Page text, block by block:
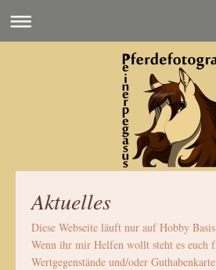
Aktuelles
Diese Webseite läuft nur auf Hobby Basis.
Wenn ihr mir Helfen wollt steht es euch
Wertgegenstände und/oder